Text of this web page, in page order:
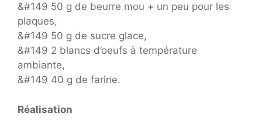
&#149 50 g de beurre mou + un peu pour les
plaques,
&#149 50 g de sucre glace,
&#149 2 blancs d’oeufs à température
ambiante,
&#149 40 g de farine.
Réalisation